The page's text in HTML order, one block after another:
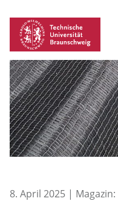
8. April 2025 | Magazin: